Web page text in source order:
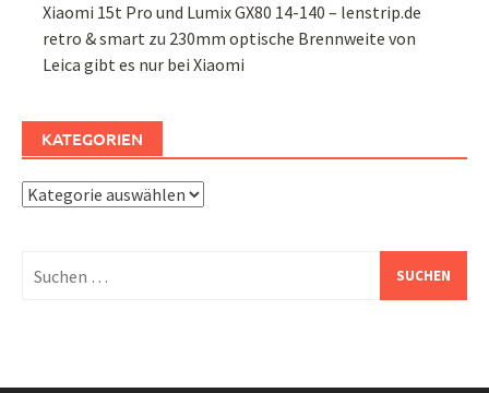
Xiaomi 15t Pro und Lumix GX80 14-140 – lenstrip.de
retro & smart zu 230mm optische Brennweite von
Leica gibt es nur bei Xiaomi
KATEGORIEN
Kategorien
nach: